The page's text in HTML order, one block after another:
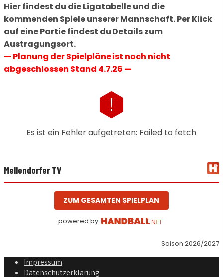
Hier findest du die Ligatabelle und die
kommenden Spiele unserer Mannschaft. Per Klick
auf eine Partie findest du Details zum
Austragungsort.
— Planung der Spielpläne ist noch nicht
abgeschlossen Stand 4.7.26 —
Es ist ein Fehler aufgetreten: Failed to fetch
Mellendorfer TV
ZUM GESAMTEN SPIELPLAN
powered by
Saison 2026/2027
Impressum
Datenschutzerklärung